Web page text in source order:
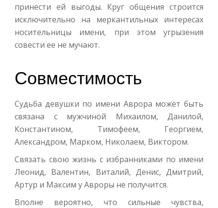
принести ей выгоды. Круг общения строится
исключительно на меркантильных интересах
носительницы имени, при этом угрызения
совести ее не мучают.
Совместимость
Судьба девушки по имени Аврора может быть
связана с мужчиной Михаилом, Данилой,
Константином, Тимофеем, Георгием,
Александром, Марком, Николаем, Виктором.
Связать свою жизнь с избранниками по имени
Леонид, Валентин, Виталий, Денис, Дмитрий,
Артур и Максим у Авроры не получится.
Вполне вероятно, что сильные чувства,